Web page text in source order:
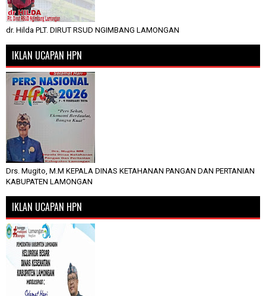
dr. Hilda PLT. DIRUT RSUD NGIMBANG LAMONGAN
IKLAN UCAPAN HPN
Drs. Mugito, M.M KEPALA DINAS KETAHANAN PANGAN DAN PERTANIAN
KABUPATEN LAMONGAN
IKLAN UCAPAN HPN